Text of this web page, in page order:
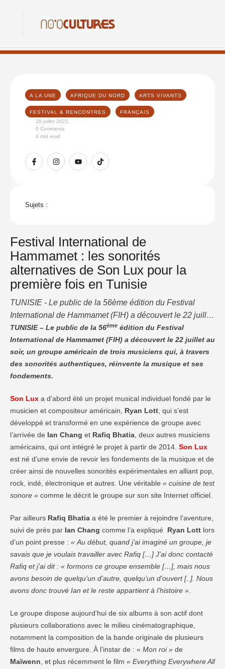
A LA UNE AFRIQUE DU NORD ARTS VIVANTS
FESTIVAL & RENCONTRES
FRANÇAIS
26 juillet 2022
0 Comments
4 min read
Sujets :
Festival International de
Hammamet : les sonorités
alternatives de Son Lux pour la
première fois en Tunisie
TUNISIE - Le public de la 56ème édition du Festival
International de Hammamet (FIH) a découvert le 22 juillet
au soir, un groupe américain de trois musiciens qui, à
travers des sonorités authentiques, réinvente la musique
et ses fondements. Son Lux a d’abord été un projet
musical individuel fondé par le musicien et compositeur
américain, Ryan …
TUNISIE – Le public de la 56ème édition du Festival
International de Hammamet (FIH) a découvert le 22 juillet au
soir, un groupe américain de trois musiciens qui, à travers
des sonorités authentiques, réinvente la musique et ses
fondements.
Son Lux a d’abord été un projet musical individuel fondé par le
musicien et compositeur américain, Ryan Lott , qui s’est
développé et transformé en une expérience de groupe avec
l’arrivée de Ian Chang et Rafiq Bhatia , deux autres musiciens
américains, qui ont intégré le projet à partir de 2014. Son Lux
est né d’une envie de revoir les fondements de la musique et de
créer ainsi de nouvelles sonorités expérimentales en alliant pop,
rock, indé, électronique et autres. Une véritable « cuisine de test
sonore » comme le décrit le groupe sur son site Internet officiel.
Par ailleurs Rafiq Bhatia a été le premier à rejoindre l’aventure,
suivi de près par Ian Chang comme l’a expliqué Ryan Lott lors
d’un point presse : « Au début, quand j’ai imaginé un groupe, je
savais que je voulais travailler avec Rafiq […] J’ai donc contacté
Rafiq et j’ai dit : « formons ce groupe ensemble […], mais nous
avons besoin de quelqu’un d’autre, quelqu’un d’ouvert [..]. Nous
avons donc trouvé Ian et le reste appartient à l’histoire ».
Le groupe dispose aujourd’hui de six albums à son actif dont
plusieurs collaborations avec le milieu cinématographique,
notamment la composition de la bande originale de plusieurs
films de haute envergure. À l’instar de : « Mon roi » de
Maïwenn , et plus récemment le film « Everything Everywhere All